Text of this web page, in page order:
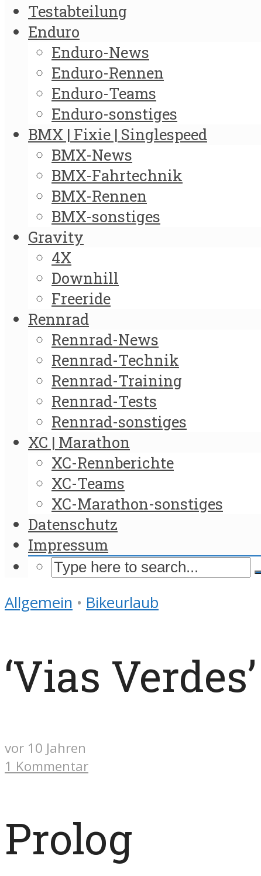
Testabteilung
Enduro
Enduro-News
Enduro-Rennen
Enduro-Teams
Enduro-sonstiges
BMX | Fixie | Singlespeed
BMX-News
BMX-Fahrtechnik
BMX-Rennen
BMX-sonstiges
Gravity
4X
Downhill
Freeride
Rennrad
Rennrad-News
Rennrad-Technik
Rennrad-Training
Rennrad-Tests
Rennrad-sonstiges
XC | Marathon
XC-Rennberichte
XC-Teams
XC-Marathon-sonstiges
Datenschutz
Impressum
Allgemein • Bikeurlaub
‘Vias
vor 10 Jahren
1 Kommentar
Prolog